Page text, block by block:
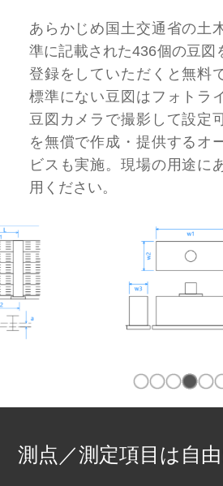
あらかじめ国土交通省の土
準に記載された436個の豆図
登録をしていただくと無料
標準にない豆図はフォトラ
豆図カメラで撮影して設定
を無償で作成・提供するオ
ビスも実施。現場の用途に
用ください。
測点／測定項目は 自